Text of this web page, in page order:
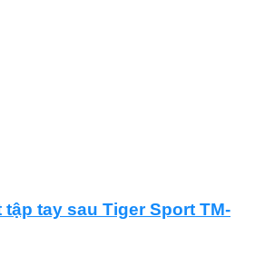
tay sau Tiger Sport TM-